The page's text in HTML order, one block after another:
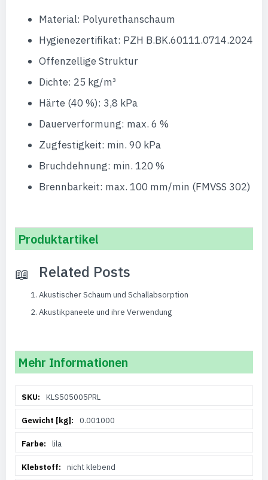
Material: Polyurethanschaum
Hygienezertifikat: PZH B.BK.60111.0714.2024
Offenzellige Struktur
Dichte: 25 kg/m³
Härte (40 %): 3,8 kPa
Dauerverformung: max. 6 %
Zugfestigkeit: min. 90 kPa
Bruchdehnung: min. 120 %
Brennbarkeit: max. 100 mm/min (FMVSS 302)
Produktartikel
Related Posts
Akustischer Schaum und Schallabsorption
Akustikpaneele und ihre Verwendung
Mehr Informationen
InformationenKLS505005PRL
0.001000
lila
nicht klebend